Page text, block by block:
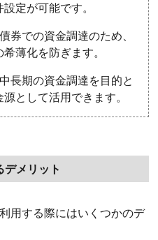
定が可能です。
券での資金調達のため、
薄化を防ぎます。
長期の資金調達を目的と
として活用できます。
デメリット
用する際にはいくつかのデ